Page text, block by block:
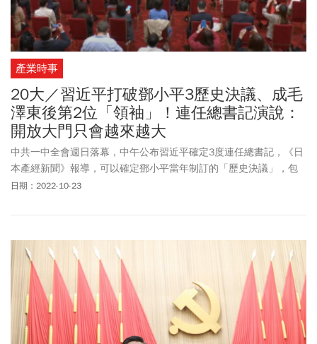
產業時事
20大／習近平打破鄧小平3歷史決議、成毛
澤東後第2位「領袖」！連任總書記演說：
開放大門只會越來越大
中共一中全會週日落幕，中午公布習近平確定3度連任總書記，《日
本產經新聞》報導，可以確定鄧小平當年制訂的「歷史決議」，包
括「禁止搞個人崇拜」和黨內「集體領導」與「任期制」原則已經
大會議中，中央政策研究室副主任田培炎，稱習近平為「眾望所歸
的人民領袖」，陸媒包過新華社、人民日報也稱他為「人民領袖習
近平」，成為繼毛澤東後第2位獲得「領袖」稱號的領導人。
日期：2022-10-23